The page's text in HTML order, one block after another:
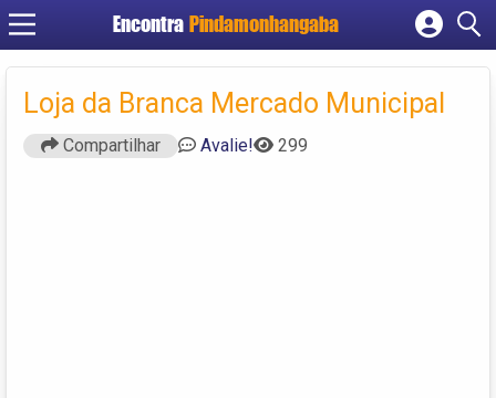
Encontra Pindamonhangaba
Cadastrar empresa
Criar conta
Loja da Branca Mercado Municipal
Compartilhar Avalie! 299